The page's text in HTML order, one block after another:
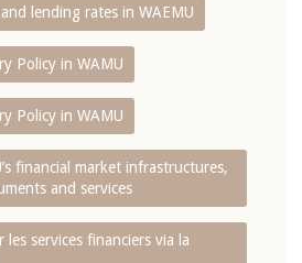
lending rates in WAEMU
Policy in WAMU
Policy in WAMU
financial market infrastructures,
and services
services financiers via la